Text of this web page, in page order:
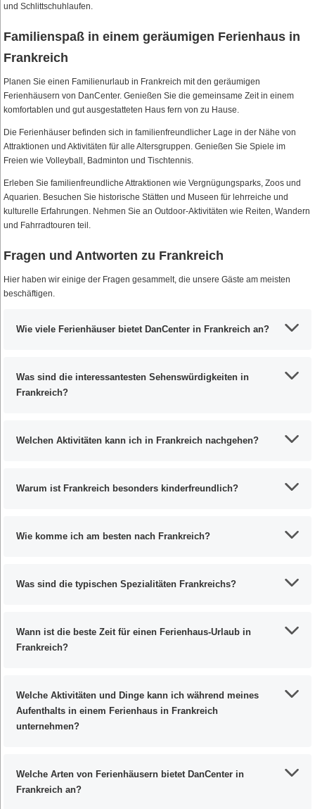
und Schlittschuhlaufen.
Familienspaß in einem geräumigen Ferienhaus in
Frankreich
Planen Sie einen Familienurlaub in Frankreich mit den geräumigen
Ferienhäusern von DanCenter. Genießen Sie die gemeinsame Zeit in einem
komfortablen und gut ausgestatteten Haus fern von zu Hause.
Die Ferienhäuser befinden sich in familienfreundlicher Lage in der Nähe von
Attraktionen und Aktivitäten für alle Altersgruppen. Genießen Sie Spiele im
Freien wie Volleyball, Badminton und Tischtennis.
Erleben Sie familienfreundliche Attraktionen wie Vergnügungsparks, Zoos und
Aquarien. Besuchen Sie historische Stätten und Museen für lehrreiche und
kulturelle Erfahrungen. Nehmen Sie an Outdoor-Aktivitäten wie Reiten, Wandern
und Fahrradtouren teil.
Fragen und Antworten zu Frankreich
Hier haben wir einige der Fragen gesammelt, die unsere Gäste am meisten
beschäftigen.
Wie viele Ferienhäuser bietet DanCenter in Frankreich an?
Was sind die interessantesten Sehenswürdigkeiten in
Frankreich?
Welchen Aktivitäten kann ich in Frankreich nachgehen?
Warum ist Frankreich besonders kinderfreundlich?
Wie komme ich am besten nach Frankreich?
Was sind die typischen Spezialitäten Frankreichs?
Wann ist die beste Zeit für einen Ferienhaus-Urlaub in
Frankreich?
Welche Aktivitäten und Dinge kann ich während meines
Aufenthalts in einem Ferienhaus in Frankreich
unternehmen?
Welche Arten von Ferienhäusern bietet DanCenter in
Frankreich an?